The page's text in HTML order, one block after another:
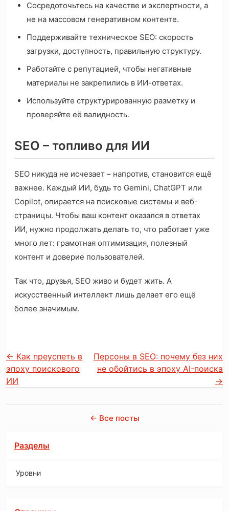
Сосредоточьтесь на качестве и экспертности, а
не на массовом генеративном контенте.
Поддерживайте техническое SEO: скорость
загрузки, доступность, правильную структуру.
Работайте с репутацией, чтобы негативные
материалы не закрепились в ИИ-ответах.
Используйте структурированную разметку и
проверяйте её валидность.
SEO – топливо для ИИ
SEO никуда не исчезает – напротив, становится ещё
важнее. Каждый ИИ, будь то Gemini, ChatGPT или
Copilot, опирается на поисковые системы и веб-
страницы. Чтобы ваш контент оказался в ответах
ИИ, нужно продолжать делать то, что работает уже
много лет: грамотная оптимизация, полезный
контент и доверие пользователей.
Так что, друзья, SEO живо и будет жить. А
искусственный интеллект лишь делает его ещё
более значимым.
← Как преуспеть в
эпоху поискового
ИИ
Персоны в SEO: почему без них
не обойтись в эпоху AI-поиска
→
← Все посты
Разделы
Уровни